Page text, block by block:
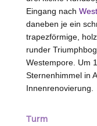
Eingang nach
daneben je ein
trapezförmige,
runder
Westempore. Um
Sternenhimmel in
Innenrenovierung.
Turm